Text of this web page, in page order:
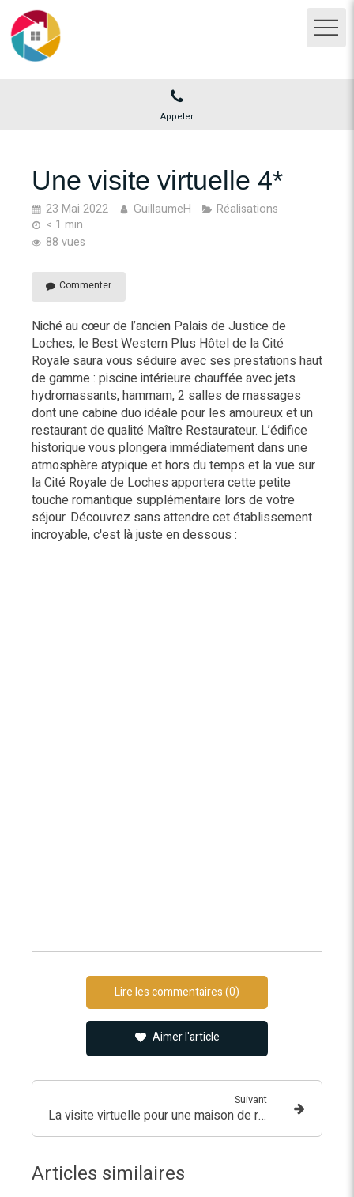
Appeler
Une visite virtuelle 4*
23 Mai 2022 GuillaumeH
Réalisations
< 1 min.
88 vues
Commenter
Niché au cœur de l’ancien Palais de Justice de
Loches, le Best Western Plus Hôtel de la Cité
Royale saura vous séduire avec ses prestations haut
de gamme : piscine intérieure chauffée avec jets
hydromassants, hammam, 2 salles de massages
dont une cabine duo idéale pour les amoureux et un
restaurant de qualité Maître Restaurateur. L’édifice
historique vous plongera immédiatement dans une
atmosphère atypique et hors du temps et la vue sur
la Cité Royale de Loches apportera cette petite
touche romantique supplémentaire lors de votre
séjour. Découvrez sans attendre cet établissement
incroyable, c'est là juste en dessous :
Lire les commentaires (0)
Aimer l'article
Suivant
La visite virtuelle pour une maison de retraite ?
Articles similaires